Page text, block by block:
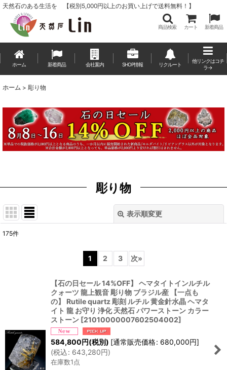
天然石のある生活を 【税別5,000円以上のお買い上げで送料無料！】
商品検索 カート 新着商品
ホーム 新着商品 会社案内 SHOP情報 リクルート
他リンクはコチ
ラ→
ホーム > 彫り物
彫り物
表示順変更
絞り込む
175件
1 2 3 次»
【石の日セール 14%OFF】 ヘマタイトインルチル
クォーツ 龍上観音 彫り物 ブラジル産 【一点も
の】 Rutile quartz 彫刻 ルチル 黄金針水晶 ヘマタ
イト 龍 お守り 浄化 天然石 パワーストーン カラー
ストーン [21010000007602504002]
584,800円(税別) [通常販売価格: 680,000円]
(税込: 643,280円)
在庫数1点